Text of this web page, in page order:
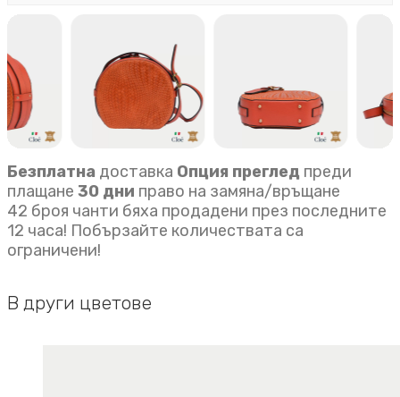
Безплатна доставка Опция преглед преди
плащане 30 дни право на замяна/връщане
42 броя чанти бяха продадени през последните
12 часа! Побързайте количествата са
ограничени!
В други цветове